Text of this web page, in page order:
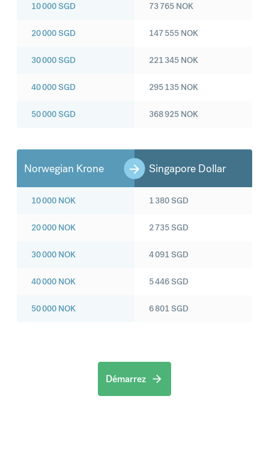
10 000SGD
20 000SGD
30 000SGD
40 000SGD
50 000SGD
73 765 NOK
147 555 NOK
221 345 NOK
295 135 NOK
368 925 NOK
Norwegian Krone Singapore Dollar
10 000 NOK
20 000 NOK
30 000 NOK
40 000 NOK
50 000 NOK
1 380SGD
2 735SGD
4 091SGD
5 446SGD
6 801SGD
Démarrez